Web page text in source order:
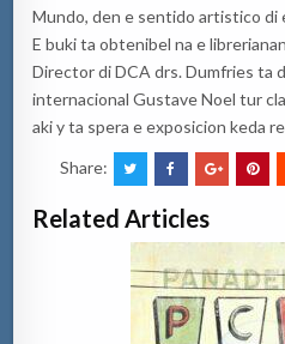
Mundo, den e sentido artistico di
E buki ta obtenibel na e
Director di DCA drs. Dumfries ta
internacional Gustave Noel tur
aki y ta spera e exposicion keda
Share:
Related Articles